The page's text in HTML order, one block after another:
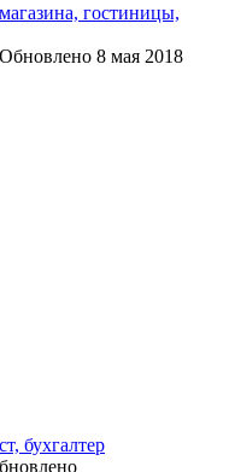
гостиницы,
Обновлено 8 мая 2018
бухгалтер